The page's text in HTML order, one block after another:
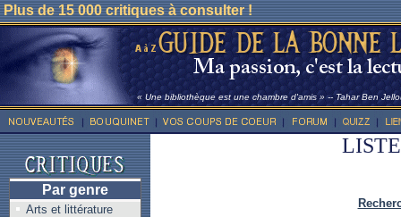
Plus de 15 000 critiques à consulter !
« Une bibliothèque est une chambre d'amis » -- Tahar Ben
Par genre
Arts et littérature